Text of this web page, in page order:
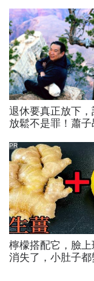
退休要真正放下
放鬆不是罪！蕭子
子女照顧
檸檬搭配它，臉
消失了，小肚子都
PR